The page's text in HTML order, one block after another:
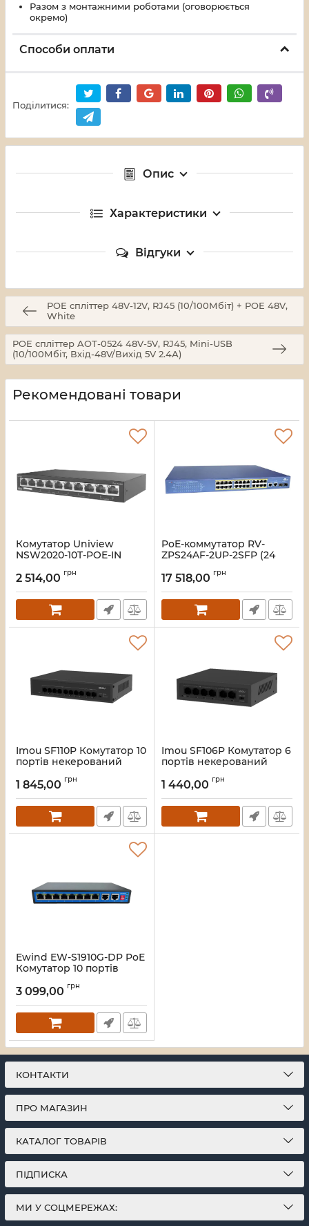
Разом з монтажними роботами (оговорюється
окремо)
Способи оплати
Поділитися:
Опис
Характеристики
Відгуки
POE спліттер 48V-12V, RJ45 (10/100Мбіт) + POE 48V,
White
POE спліттер AOT-0524 48V-5V, RJ45, Mini-USB
(10/100Мбіт, Вхід-48V/Вихід 5V 2.4А)
Рекомендовані товари
Комутатор Uniview
NSW2020-10T-POE-IN
2 514,00 грн
PoE-коммутатор RV-
ZPS24AF-2UP-2SFP (24
Артикул:A000280
17 518,00 грн
Imou SF110P Комутатор 10
портів некерований
1 845,00 грн
Imou SF106P Комутатор 6
портів некерований
1 440,00 грн
Ewind EW-S1910G-DP PoE
Комутатор 10 портів
Артикул:16_119576
3 099,00 грн
КОНТАКТИ
ПРО МАГАЗИН
КАТАЛОГ ТОВАРІВ
ПІДПИСКА
МИ У СОЦМЕРЕЖАХ: